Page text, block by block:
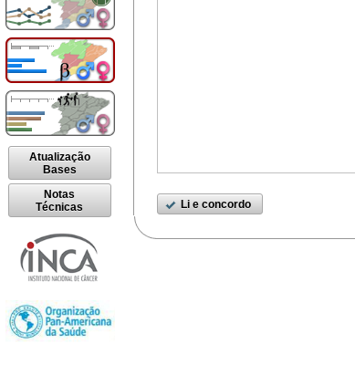
Atualização
Bases
Notas
Técnicas
Li e concordo